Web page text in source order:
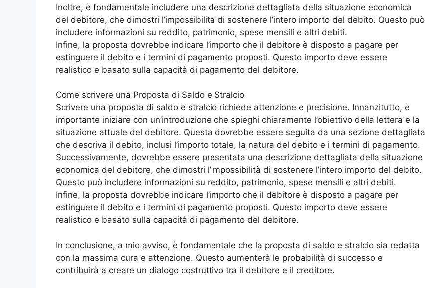
Inoltre, è fondamentale includere una descrizione dettagliata della situazione economica
del debitore, che dimostri l’impossibilità di sostenere l’intero importo del debito. Questo può
includere informazioni su reddito, patrimonio, spese mensili e altri debiti.
Infine, la proposta dovrebbe indicare l’importo che il debitore è disposto a pagare per
estinguere il debito e i termini di pagamento proposti. Questo importo deve essere
realistico e basato sulla capacità di pagamento del debitore.
Come scrivere una Proposta di Saldo e Stralcio
Scrivere una proposta di saldo e stralcio richiede attenzione e precisione. Innanzitutto, è
importante iniziare con un’introduzione che spieghi chiaramente l’obiettivo della lettera e la
situazione attuale del debitore. Questa dovrebbe essere seguita da una sezione dettagliata
che descriva il debito, inclusi l’importo totale, la natura del debito e i termini di pagamento.
Successivamente, dovrebbe essere presentata una descrizione dettagliata della situazione
economica del debitore, che dimostri l’impossibilità di sostenere l’intero importo del debito.
Questo può includere informazioni su reddito, patrimonio, spese mensili e altri debiti.
Infine, la proposta dovrebbe indicare l’importo che il debitore è disposto a pagare per
estinguere il debito e i termini di pagamento proposti. Questo importo deve essere
realistico e basato sulla capacità di pagamento del debitore.
In conclusione, a mio avviso, è fondamentale che la proposta di saldo e stralcio sia redatta
con la massima cura e attenzione. Questo aumenterà le probabilità di successo e
contribuirà a creare un dialogo costruttivo tra il debitore e il creditore.